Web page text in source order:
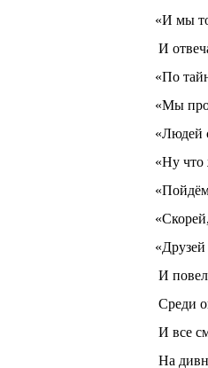
«И мы
И
«По
«Мы
«Людей
«Ну что
И
Среди
И все
На